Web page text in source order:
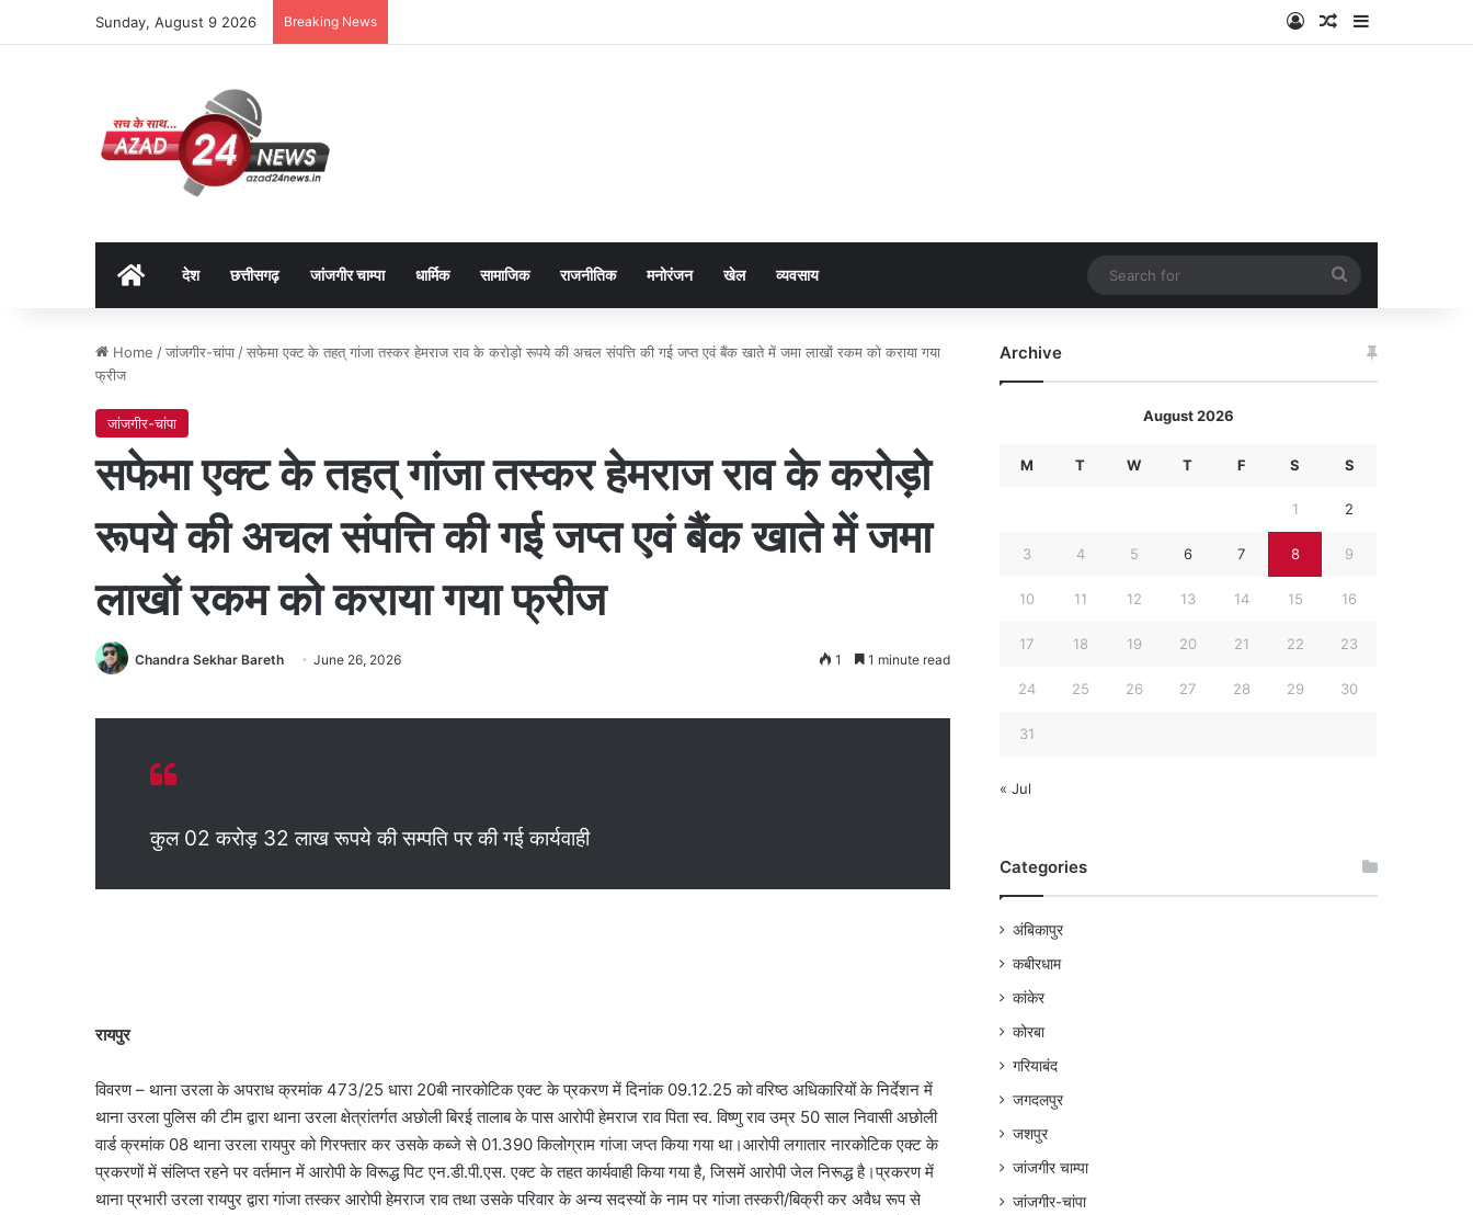
Sunday, August 9 2026 Breaking News Log InRandom Article
Sidebar
Homeदेश छत्तीसगढ़ जांजगीर चाम्पा धार्मिक सामाजिक राजनीतिक मनोरंजन खेल व्यवसाय
for
Home /जांजगीर-चांपा /सफेमा एक्ट के तहत् गांजा तस्कर हेमराज राव के करोड़ो रूपये की अचल संपत्ति की गई जप्त एवं बैंक खाते में जमा लाखों रकम को कराया गया
फ्रीज
जांजगीर-चांपा
सफेमा एक्ट के तहत् गांजा तस्कर हेमराज राव के करोड़ो
रूपये की अचल संपत्ति की गई जप्त एवं बैंक खाते में जमा
लाखों रकम को कराया गया फ्रीज
Chandra Sekhar Bareth June 26, 2026 1 1 minute read
कुल 02 करोड़ 32 लाख रूपये की सम्पति पर की गई कार्यवाही
रायपुर
विवरण – थाना उरला के अपराध क्रमांक 473/25 धारा 20बी नारकोटिक एक्ट के प्रकरण में दिनांक 09.12.25 को वरिष्ठ अधिकारियों के निर्देशन में
थाना उरला पुलिस की टीम द्वारा थाना उरला क्षेत्रांतर्गत अछोली बिरई तालाब के पास आरोपी हेमराज राव पिता स्व. विष्णु राव उम्र 50 साल निवासी अछोली
वार्ड क्रमांक 08 थाना उरला रायपुर को गिरफ्तार कर उसके कब्जे से 01.390 किलोग्राम गांजा जप्त किया गया था।आरोपी लगातार नारकोटिक एक्ट के
प्रकरणों में संलिप्त रहने पर वर्तमान में आरोपी के विरूद्ध पिट एन.डी.पी.एस. एक्ट के तहत कार्यवाही किया गया है, जिसमें आरोपी जेल निरूद्ध है।प्रकरण में
थाना प्रभारी उरला रायपुर द्वारा गांजा तस्कर आरोपी हेमराज राव तथा उसके परिवार के अन्य सदस्यों के नाम पर गांजा तस्करी/बिक्री कर अवैध रूप से
Archive
August 2026
M T W T F S S
1 2
3 4 5 6 7 8 9
10 11 12 13 14 15 16
17 18 19 20 21 22 23
24 25 26 27 28 29 30
31
« Jul
Categories
अंबिकापुर
कबीरधाम
कांकेर
कोरबा
गरियाबंद
जगदलपुर
जशपुर
जांजगीर चाम्पा
जांजगीर-चांपा